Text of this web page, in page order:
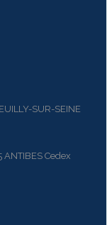
SUR-SEINE
Cedex